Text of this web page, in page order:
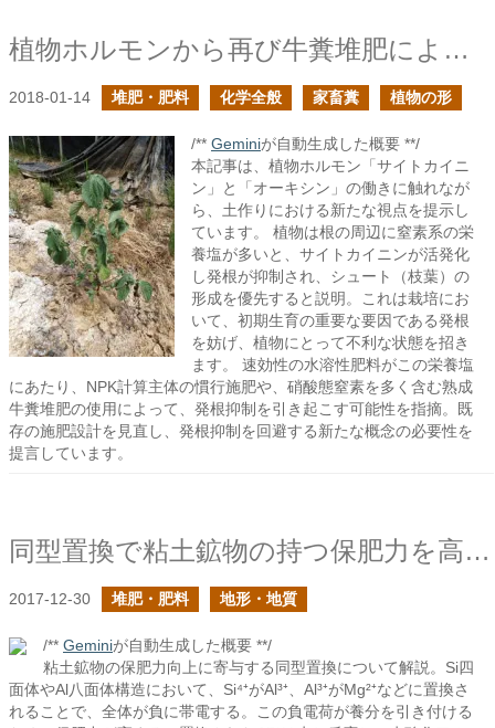
植物ホルモンから再び牛糞堆肥による土作りの価値を問う
2018-01-14 堆肥・肥料 化学全般 家畜糞 植物の形
/** Geminiが自動生成した概要 **/
本記事は、植物ホルモン「サイトカイニ
ン」と「オーキシン」の働きに触れなが
ら、土作りにおける新たな視点を提示し
ています。 植物は根の周辺に窒素系の栄
養塩が多いと、サイトカイニンが活発化
し発根が抑制され、シュート（枝葉）の
形成を優先すると説明。これは栽培にお
いて、初期生育の重要な要因である発根
を妨げ、植物にとって不利な状態を招き
ます。 速効性の水溶性肥料がこの栄養塩
にあたり、NPK計算主体の慣行施肥や、硝酸態窒素を多く含む熟成
牛糞堆肥の使用によって、発根抑制を引き起こす可能性を指摘。既
存の施肥設計を見直し、発根抑制を回避する新たな概念の必要性を
提言しています。
同型置換で粘土鉱物の持つ保肥力を高める
2017-12-30 堆肥・肥料 地形・地質
/** Geminiが自動生成した概要 **/
粘土鉱物の保肥力向上に寄与する同型置換について解説。Si四
面体やAl八面体構造において、Si⁴⁺がAl³⁺、Al³⁺がMg²⁺などに置換さ
れることで、全体が負に帯電する。この負電荷が養分を引き付ける